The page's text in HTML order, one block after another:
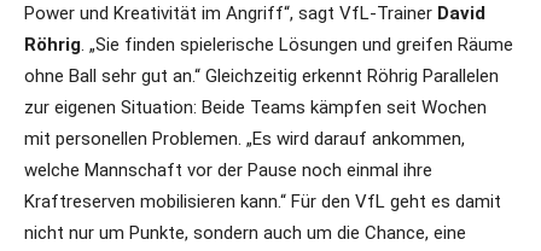
Power und Kreativität im Angriff“, sagt VfL-Trainer David
Röhrig. „Sie finden spielerische Lösungen und greifen Räume
ohne Ball sehr gut an.“ Gleichzeitig erkennt Röhrig Parallelen
zur eigenen Situation: Beide Teams kämpfen seit Wochen
mit personellen Problemen. „Es wird darauf ankommen,
welche Mannschaft vor der Pause noch einmal ihre
Kraftreserven mobilisieren kann.“ Für den VfL geht es damit
nicht nur um Punkte, sondern auch um die Chance, eine